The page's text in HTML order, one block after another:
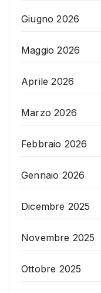
Giugno 2026
Maggio 2026
Aprile 2026
Marzo 2026
Febbraio 2026
Gennaio 2026
Dicembre 2025
Novembre 2025
Ottobre 2025